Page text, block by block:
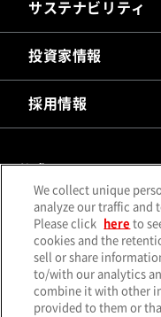
サステナビリティ
投資家情報
採用情報
公式SNS
X（旧Twitter） （別
Instagram （別ウ
LINE（別ウィンド
ソーシャルメディア一覧
We collect unique
analyze our traffic and
Please click
here to
cookies and the
sell or share
to/with our analytics
combine it with other
provided to them or